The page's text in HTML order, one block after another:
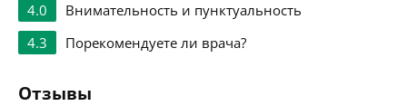
4.0
Внимательность и пунктуальность
4.3
Порекомендуете ли врача?
Отзывы